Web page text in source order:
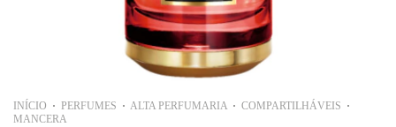
INÍCIO PERFUMES ALTA PERFUMARIA
COMPARTILHÁVEIS
MANCERA